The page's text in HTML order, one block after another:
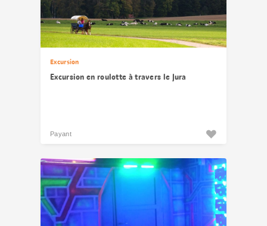
Excursion
Excursion en roulotte à travers le Jura
Payant